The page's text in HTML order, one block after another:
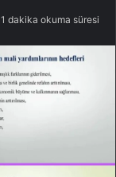
1 dakika okuma süresi